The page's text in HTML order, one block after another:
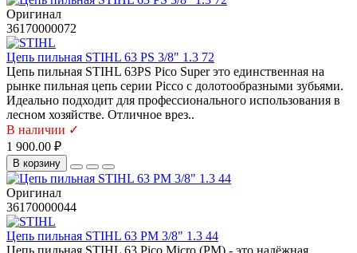
Оригинал
36170000072
Цепь пильная STIHL 63 PS 3/8" 1.3 72
Цепь пильная STIHL 63PS Pico Super это единственная на
рынке пильная цепь серии Picco с долотообразными зубьями.
Идеально подходит для профессионального использования в
лесном хозяйстве. Отличное врез..
В наличии ✓
1 900.00 ₽
В корзину
Оригинал
36170000044
Цепь пильная STIHL 63 PM 3/8" 1.3 44